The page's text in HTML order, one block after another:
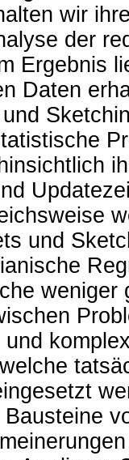
wir
der
Ergebnis
Daten
und
Bausteine